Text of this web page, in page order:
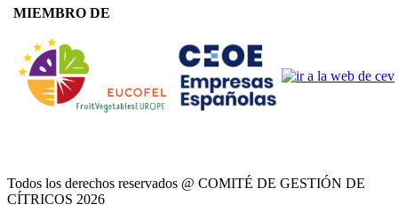
MIEMBRO DE
Todos los derechos reservados @ COMITÉ DE GESTIÓN DE
CÍTRICOS 2026